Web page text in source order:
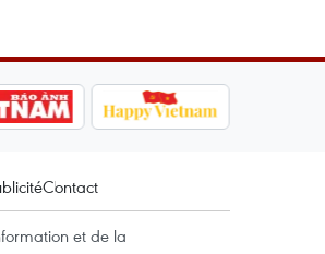
Contact
et de la